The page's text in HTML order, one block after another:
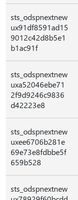
sts_odspnextnew
ux91df8591ad15
9012c42d8b5e1
b1ac91f
sts_odspnextnew
uxa52046ebe71
2f9d9246c9836
d42223e8
sts_odspnextnew
uxee6706b281e
69e73e8fdbbe5f
659b528
sts_odspnextnew